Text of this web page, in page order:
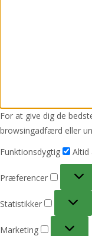
For at give dig de
browsingadfærd eller
Funktionsdygtig
Altid
Præferencer
Statistikker
Statistikker
Marketing
Marketing